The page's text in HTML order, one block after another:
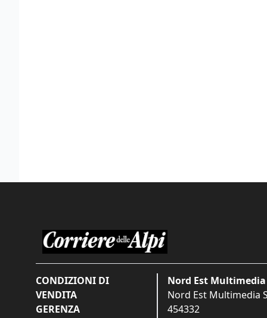
CONDIZIONI DI
VENDITA
GERENZA
Nord Est Multimedia
Nord Est Multimedia
454332